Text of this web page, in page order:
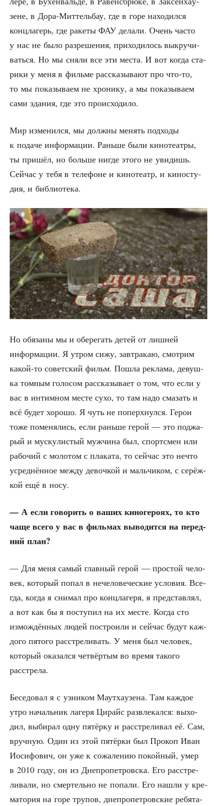
зене, в Дора-Мит­тель­бау, где в горе нахо­дил­ся
конц­ла­герь, где раке­ты ФАУ дела­ли. Очень часто
у нас не было раз­ре­ше­ния, при­хо­ди­лось выкру­чи­
вать­ся. Но мы сня­ли все эти места. И вот когда ста­
ри­ки у меня в филь­ме рас­ска­зы­ва­ют про что-то,
то мы пока­зы­ва­ем не хро­ни­ку, а мы пока­зы­ва­ем
сами зда­ния, где это происходило.
Мир изме­нил­ся, мы долж­ны менять под­хо­ды
к пода­че инфор­ма­ции. Рань­ше были кино­те­ат­ры,
ты при­шёл, но боль­ше нигде это­го не уви­дишь.
Сей­час у тебя в теле­фоне и кино­те­атр, и кино­сту­
дия, и библиотека.
Но обя­за­ны мы и обе­ре­гать детей от лиш­ней
инфор­ма­ции. Я утром сижу, зав­тра­каю, смот­рим
какой-то совет­ский фильм. Пошла рекла­ма, девуш­
ка том­ным голо­сом рас­ска­зы­ва­ет о том, что если у
вас в интим­ном месте сухо, то там надо сма­зать и
всё будет хоро­шо. Я чуть не поперх­нул­ся. Герои
тоже поме­ня­лись, если рань­ше герой — это под­жа­
рый и муску­ли­стый муж­чи­на был, спортс­мен или
рабо­чий с моло­том с пла­ка­та, то сей­час это нечто
усред­нён­ное меж­ду девоч­кой и маль­чи­ком, с серёж­
кой ещё в носу.
— А если гово­рить о ваших кино­ге­ро­ях, то кто
чаще все­го у вас в филь­мах выво­дит­ся на перед­
ний план?
— Для меня самый глав­ный герой — про­стой чело­
век, кото­рый попал в нече­ло­ве­че­ские усло­вия. Все­
гда, когда я сни­мал про конц­ла­ге­ря, я пред­став­лял,
а вот как бы я посту­пил на их месте. Когда сто
измож­дён­ных людей постро­и­ли и сей­час будут каж­
до­го пято­го рас­стре­ли­вать. У меня был чело­век,
кото­рый ока­зал­ся чет­вёр­тым во вре­мя тако­го
расстрела.
Бесе­до­вал я с узни­ком Маут­ха­у­зе­на. Там каж­дое
утро началь­ник лаге­ря Цирайс раз­вле­кал­ся: выхо­
дил, выби­рал одну пятёр­ку и рас­стре­ли­вал её. Сам,
вруч­ную. Один из этой пятёр­ки был Про­коп Иван
Иоси­фо­вич, он уже к сожа­ле­нию покой­ный, умер
в 2010 году, он из Дне­про­пет­ров­ска. Его рас­стре­
ли­ва­ли, но смер­тель­но не попа­ли. Его нашли у кре­
ма­то­рия на горе тру­пов, дне­про­пет­ров­ские ребя­та-